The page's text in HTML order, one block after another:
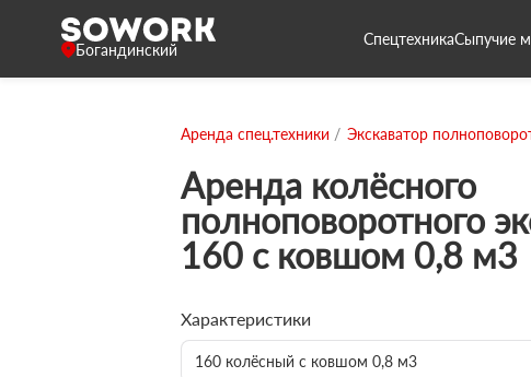
Богандинский
СпецтехникаСыпучие
Аренда спец.техники Экскаватор
Аренда колёсного
полноповоротного
160 с ковшом 0,8 м3
Характеристики
160 колёсный с ковшом 0,8 м3